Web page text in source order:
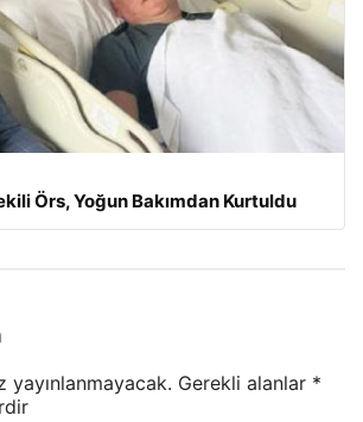
Örs, Yoğun Bakımdan Kurtuldu
yayınlanmayacak. Gerekli alanlar *